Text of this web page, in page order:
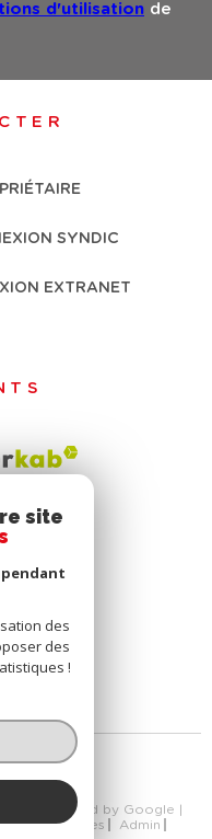
d'utilisation de
SYNDIC
EXTRANET
powered by Google |
Légales
Admin
site
pendant
des
des
!